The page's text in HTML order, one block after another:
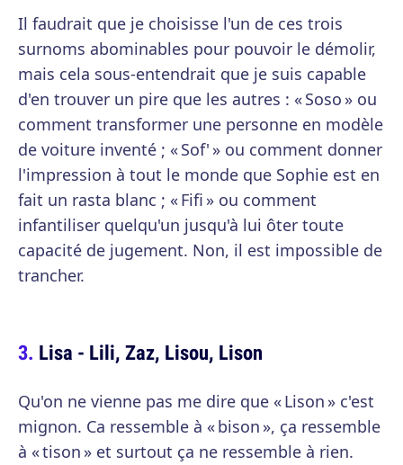
Il faudrait que je choisisse l'un de ces trois
surnoms abominables pour pouvoir le démolir,
mais cela sous-entendrait que je suis capable
d'en trouver un pire que les autres : « Soso » ou
comment transformer une personne en modèle
de voiture inventé ; « Sof' » ou comment donner
l'impression à tout le monde que Sophie est en
fait un rasta blanc ; « Fifi » ou comment
infantiliser quelqu'un jusqu'à lui ôter toute
capacité de jugement. Non, il est impossible de
trancher.
Lisa - Lili, Zaz, Lisou, Lison
Qu'on ne vienne pas me dire que « Lison » c'est
mignon. Ca ressemble à « bison », ça ressemble
à « tison » et surtout ça ne ressemble à rien.